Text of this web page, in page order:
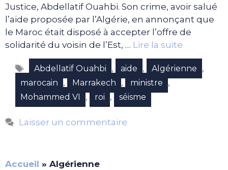
Justice, Abdellatif Ouahbi. Son crime, avoir salué
l’aide proposée par l’Algérie, en annonçant que
le Maroc était disposé à accepter l’offre de
solidarité du voisin de l’Est, … Lire la suite
Étiquettes
Abdellatif Ouahbi , aide , Algérienne ,
marocain , Marrakech , ministre ,
Mohammed VI , roi , séisme
Laisser un commentaire
Accueil » Algérienne